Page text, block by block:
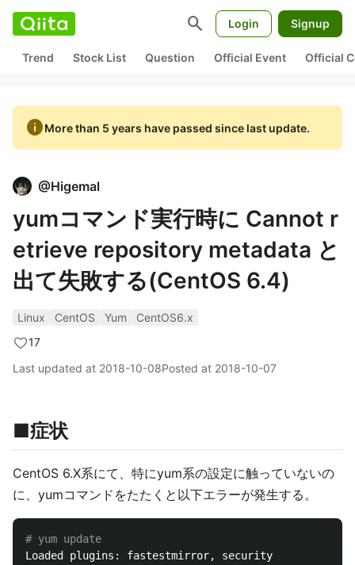
search Login Signup
Trend Stock List Question Official Event Official
infoMore than 5 years have passed since last update.
@Higemal
yumコマンド実行時に Cannot r
etrieve repository metadata と
出て失敗する(CentOS 6.4)
Linux CentOS Yum
CentOS6.x
17
Last updated at 2018-10-08Posted at 2018-10-07
■症状
CentOS 6.X系にて、特にyum系の設定に触っていないの
に、yumコマンドをたたくと以下エラーが発生する。
# yum update
Loaded plugins: fastestmirror, security